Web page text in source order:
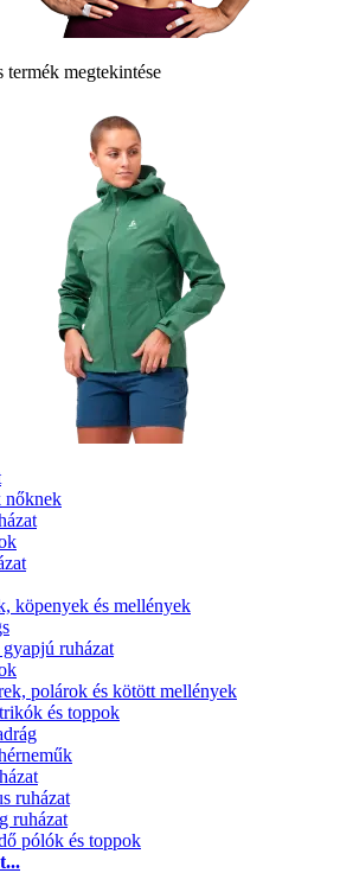
termék megtekintése
nőknek
köpenyek és mellények
ruházat
polárok és kötött mellények
és toppok
ruházat
ruházat
pólók és toppok